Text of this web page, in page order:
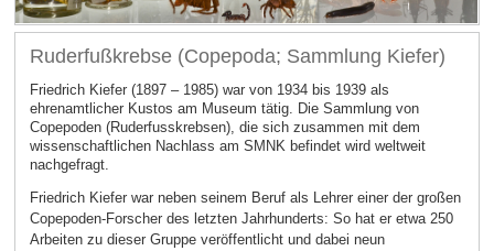
Ruderfußkrebse (Copepoda; Sammlung Kiefer)
Friedrich Kiefer (1897 – 1985) war von 1934 bis 1939 als
ehrenamtlicher Kustos am Museum tätig. Die Sammlung von
Copepoden (Ruderfusskrebsen), die sich zusammen mit dem
wissenschaftlichen Nachlass am SMNK befindet wird weltweit
nachgefragt.
Friedrich Kiefer war neben seinem Beruf als Lehrer einer der großen
Copepoden-Forscher des letzten Jahrhunderts: So hat er etwa 250
Arbeiten zu dieser Gruppe veröffentlicht und dabei neun